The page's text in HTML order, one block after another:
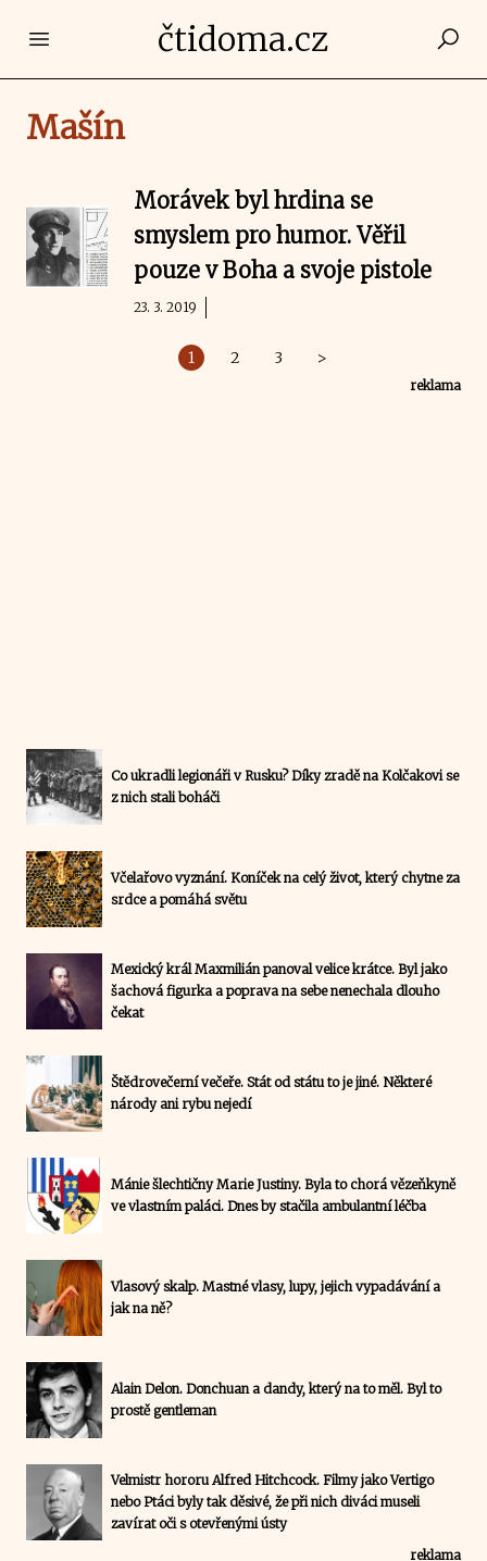
Open main menučtidoma.cz
Mašín
Morávek byl hrdina se
smyslem pro humor. Věřil
pouze v Boha a svoje pistole
23. 3. 2019
1 2 3 >
reklama
Co ukradli legionáři v Rusku? Díky zradě na Kolčakovi se
z nich stali boháči
Včelařovo vyznání. Koníček na celý život, který chytne za
srdce a pomáhá světu
Mexický král Maxmilián panoval velice krátce. Byl jako
šachová figurka a poprava na sebe nenechala dlouho
čekat
Štědrovečerní večeře. Stát od státu to je jiné. Některé
národy ani rybu nejedí
Mánie šlechtičny Marie Justiny. Byla to chorá vězeňkyně
ve vlastním paláci. Dnes by stačila ambulantní léčba
Vlasový skalp. Mastné vlasy, lupy, jejich vypadávání a
jak na ně?
Alain Delon. Donchuan a dandy, který na to měl. Byl to
prostě gentleman
Velmistr hororu Alfred Hitchcock. Filmy jako Vertigo
nebo Ptáci byly tak děsivé, že při nich diváci museli
zavírat oči s otevřenými ústy
reklama